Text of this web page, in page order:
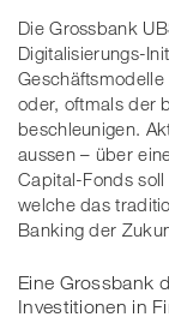
Die Grossbank
Digitalisierungs-
oder, oftmals der
beschleunigen.
aussen – über
Capital-Fonds
welche das
Banking der
Eine Grossbank
Investitionen in